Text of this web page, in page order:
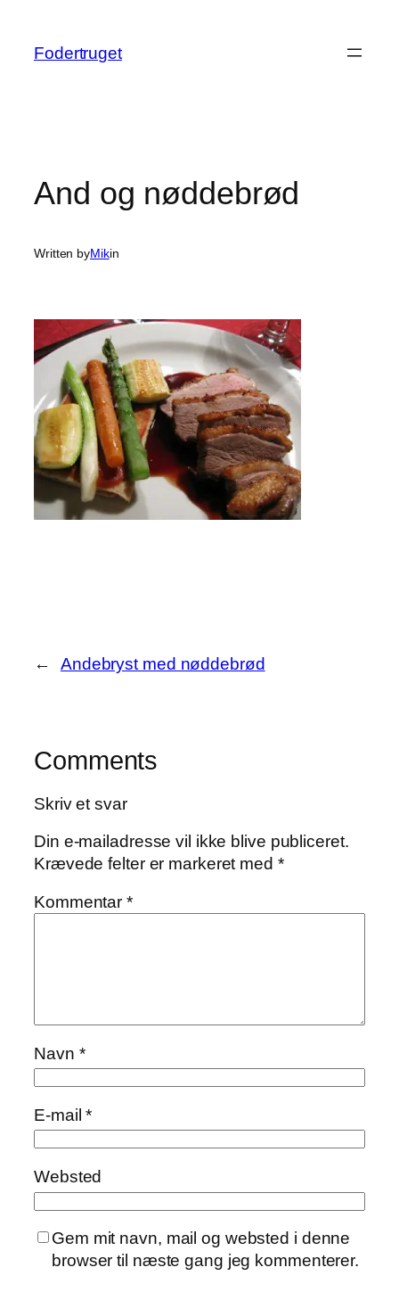
indhold
Fodertruget
And og nøddebrød
Written byMikin
← Andebryst med nøddebrød
Comments
Skriv et svar
Din e-mailadresse vil ikke blive publiceret.
Krævede felter er markeret med *
Kommentar*
Navn *
E-mail*
Websted
Gem mit navn, mail og websted i denne
browser til næste gang jeg kommenterer.